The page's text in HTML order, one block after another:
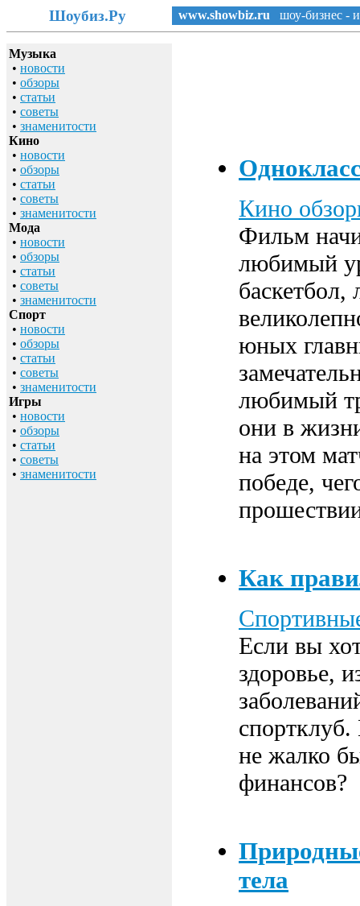
Шоубиз.Ру www.showbiz.ru шоу-бизнес -
Музыка
• новости
• обзоры
• статьи
• советы
• знаменитости
Кино
• новости
• обзоры
• статьи
• советы
• знаменитости
Мода
• новости
• обзоры
• статьи
• советы
• знаменитости
Спорт
• новости
• обзоры
• статьи
• советы
• знаменитости
Игры
• новости
• обзоры
• статьи
• советы
• знаменитости
Кино
Фильм
любимый
юных
любимый
они в
на этом
победе,
Как
Если вы
здоровье,
не жалко
финансов?
тела